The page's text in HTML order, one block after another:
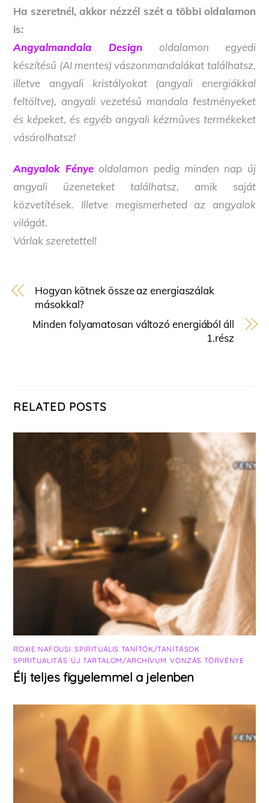
Ha szeretnél, akkor nézzél szét a többi oldalamon
is:
Angyalmandala Design oldalamon egyedi
készítésű (AI mentes) vászonmandalákat találhatsz,
illetve angyali kristályokat (angyali energiákkal
feltöltve), angyali vezetésű mandala festményeket
és képeket, és egyéb angyali kézműves termékeket
vásárolhatsz!
Angyalok Fényeoldalamon pedig minden nap új
angyali üzeneteket találhatsz, amik saját
közvetítések. Illetve megismerheted az angyalok
világát.
Várlak szeretettel!
Hogyan kötnek össze az energiaszálak
másokkal?
Minden folyamatosan változó energiából áll
1.rész
RELATED POSTS
ROXIE NAFOUSI ,SPIRITUÁLIS TANÍTÓK/TANÍTÁSOK
SPIRITUALITÁS ÚJ TARTALOM/ARCHÍVUM ,VONZÁS TÖRVÉNYE
Élj teljes figyelemmel a jelenben